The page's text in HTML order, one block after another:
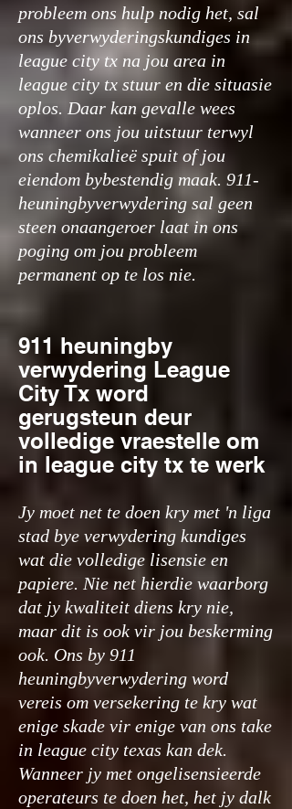
probleem ons hulp nodig het, sal
ons byverwyderingskundiges in
league city tx na jou area in
league city tx stuur en die situasie
oplos. Daar kan gevalle wees
wanneer ons jou uitstuur terwyl
ons chemikalieë spuit of jou
eiendom bybestendig maak. 911-
heuningbyverwydering sal geen
steen onaangeroer laat in ons
poging om jou probleem
permanent op te los nie.
911 heuningby
verwydering League
City Tx word
gerugsteun deur
volledige vraestelle om
in league city tx te werk
Jy moet net te doen kry met 'n liga
stad bye verwydering kundiges
wat die volledige lisensie en
papiere. Nie net hierdie waarborg
dat jy kwaliteit diens kry nie,
maar dit is ook vir jou beskerming
ook. Ons by 911
heuningbyverwydering word
vereis om versekering te kry wat
enige skade vir enige van ons take
in league city texas kan dek.
Wanneer jy met ongelisensieerde
operateurs te doen het, het jy dalk